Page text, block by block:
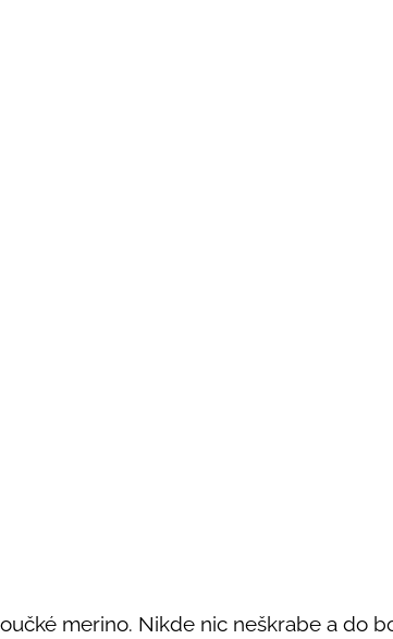
merino. Nikde nic neškrabe a do